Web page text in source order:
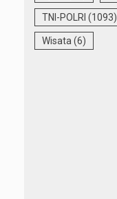
TNI-POLRI (1093)
Wisata (6)